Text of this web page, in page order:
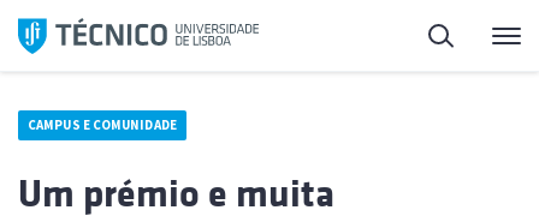
Saltar
para
Pesquisa
CAMPUS E COMUNIDADE
Um prémio e muita